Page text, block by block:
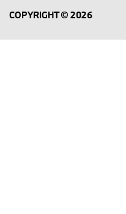
COPYRIGHT © 2026